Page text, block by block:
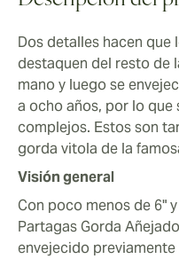
Dos detalles hacen que
destaquen del resto de
mano y luego se
a ocho años, por lo que
complejos. Estos son
gorda vitola de la
Visión general
Con poco menos de 6"
Partagas Gorda
envejecido